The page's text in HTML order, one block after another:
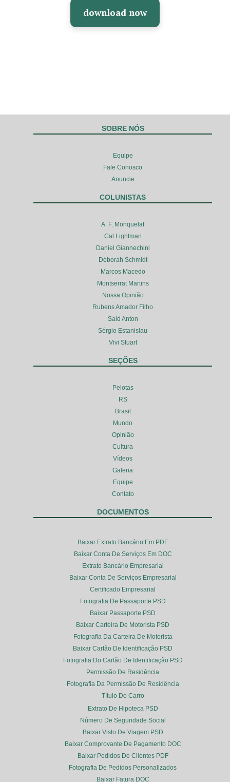
download now
SOBRE NÓS
Equipe
Fale Conosco
Anuncie
COLUNISTAS
A. F. Monquelat
Cal Lightman
Daniel Giannechini
Déborah Schmidt
Marcos Macedo
Montserrat Martins
Nossa Opinião
Rubens Amador Filho
Said Anton
Sérgio Estanislau
Vivi Stuart
SEÇÕES
Pelotas
RS
Brasil
Mundo
Opinião
Cultura
Vídeos
Galeria
Equipe
Contato
DOCUMENTOS
Baixar Extrato Bancário Em PDF
Baixar Conta De Serviços Em DOC
Extrato Bancário Empresarial
Baixar Conta De Serviços Empresarial
Certificado Empresarial
Fotografia De Passaporte PSD
Baixar Passaporte PSD
Baixar Carteira De Motorista PSD
Fotografia Da Carteira De Motorista
Baixar Cartão De Identificação PSD
Fotografia Do Cartão De Identificação PSD
Permissão De Residência
Fotografia Da Permissão De Residência
Título Do Carro
Extrato De Hipoteca PSD
Número De Seguridade Social
Baixar Visto De Viagem PSD
Baixar Comprovante De Pagamento DOC
Baixar Pedidos De Clientes PDF
Fotografia De Pedidos Personalizados
Baixar Fatura DOC